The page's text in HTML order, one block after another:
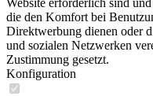
Website erforderlich sind
die den Komfort bei
Direktwerbung dienen oder
und sozialen Netzwerken
Zustimmung gesetzt.
Konfiguration